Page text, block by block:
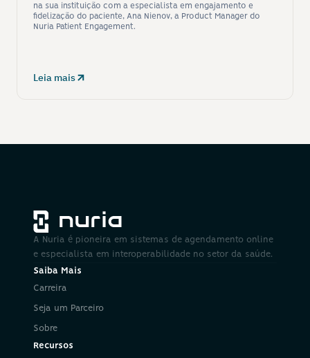
na sua instituição com a especialista em engajamento e
fidelização do paciente, Ana Nienov, a Product Manager do
Nuria Patient Engagement.
Leia mais
A Nuria é pioneira em sistemas de agendamento online
e especialista em interoperabilidade no setor da saúde.
Saiba Mais
Carreira
Seja um Parceiro
Sobre
Recursos